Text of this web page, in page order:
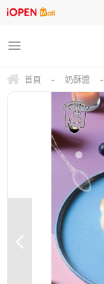
首頁 - 奶酥醬 -